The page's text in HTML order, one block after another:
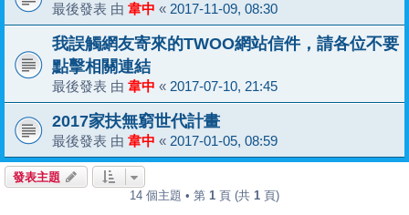
最後發表 由 韋中 « 2017-11-09, 08:30
我誤觸網友寄來的TWOO網站信件，請各位不要
點擊相關連結
最後發表 由 韋中 « 2017-07-10, 21:45
2017家扶無窮世代計畫
最後發表 由 韋中 « 2017-01-05, 08:59
發表主題
14 個主題 • 第 1 頁 (共 1 頁)